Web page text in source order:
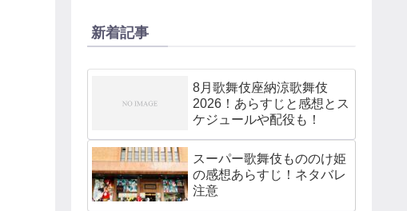
新着記事
8月歌舞伎座納涼歌舞伎
2026！あらすじと感想とス
ケジュールや配役も！
スーパー歌舞伎もののけ姫
の感想あらすじ！ネタバレ
注意